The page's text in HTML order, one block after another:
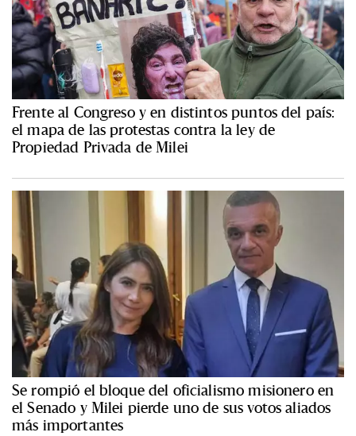
Frente al Congreso y en distintos puntos del país:
el mapa de las protestas contra la ley de
Propiedad Privada de Milei
Se rompió el bloque del oficialismo misionero en
el Senado y Milei pierde uno de sus votos aliados
más importantes